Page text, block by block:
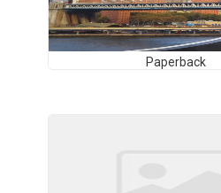
Paperback